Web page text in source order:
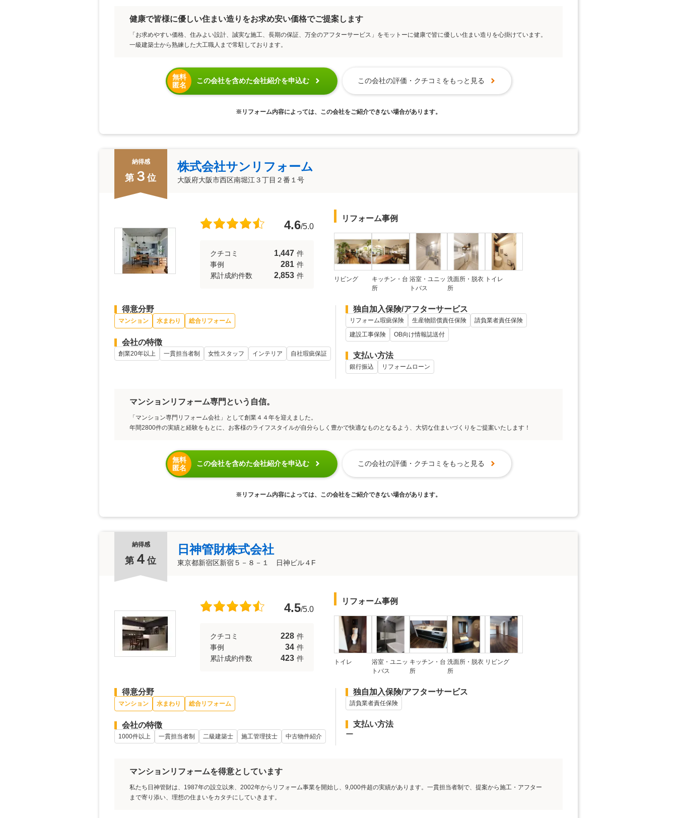
健康で皆様に優しい住まい造りをお求め安い価格でご提案します
「お求めやすい価格、住みよい設計、誠実な施工、長期の保証、万全のアフターサービス」をモットーに健康で皆に優しい住まい造りを心掛けています。
一級建築士から熟練した大工職人まで常駐しております。
無料
匿名
この会社を含めた会社紹介を申込む この会社の評価・クチコミをもっと見る
※リフォーム内容によっては、この会社をご紹介できない場合があります。
納得感
第 ３ 位
株式会社サンリフォーム
大阪府大阪市西区南堀江３丁目２番１号
4.6/5.0
クチコミ 1,447 件
事例
281 件
累計成約件数
2,853 件
リフォーム事例
リビング
キッチン・台
所
浴室・ユニッ
トバス
洗面所・脱衣
所
トイレ
得意分野
マンション 水まわり 総合リフォーム
会社の特徴
創業20年以上 一貫担当者制 女性スタッフ インテリア 自社瑕疵保証
独自加入保険/アフターサービス
リフォーム瑕疵保険 生産物賠償責任保険
請負業者責任保険
建設工事保険
OB向け情報誌送付
支払い方法
銀行振込 リフォームローン
マンションリフォーム専門という自信。
「マンション専門リフォーム会社」として創業４４年を迎えました。
年間2800件の実績と経験をもとに、お客様のライフスタイルが自分らしく豊かで快適なものとなるよう、大切な住まいづくりをご提案いたします！
無料
匿名
この会社を含めた会社紹介を申込む この会社の評価・クチコミをもっと見る
※リフォーム内容によっては、この会社をご紹介できない場合があります。
納得感
第 ４ 位
日神管財株式会社
東京都新宿区新宿５－８－１ 日神ビル４F
4.5/5.0
クチコミ 228 件
事例
34 件
累計成約件数
423 件
リフォーム事例
トイレ
浴室・ユニッ
トバス
キッチン・台
所
洗面所・脱衣
所
リビング
得意分野
マンション 水まわり 総合リフォーム
会社の特徴
1000件以上 一貫担当者制 二級建築士 施工管理技士 中古物件紹介
独自加入保険/アフターサービス
請負業者責任保険
支払い方法
ー
マンションリフォームを得意としています
私たち日神管財は、1987年の設立以来、2002年からリフォーム事業を開始し、9,000件超の実績があります。一貫担当者制で、提案から施工・アフター
まで寄り添い、理想の住まいをカタチにしていきます。